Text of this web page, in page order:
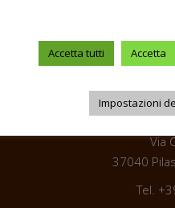
Via
37040
Tel.
Accetta tutti Accetta
Impostazioni